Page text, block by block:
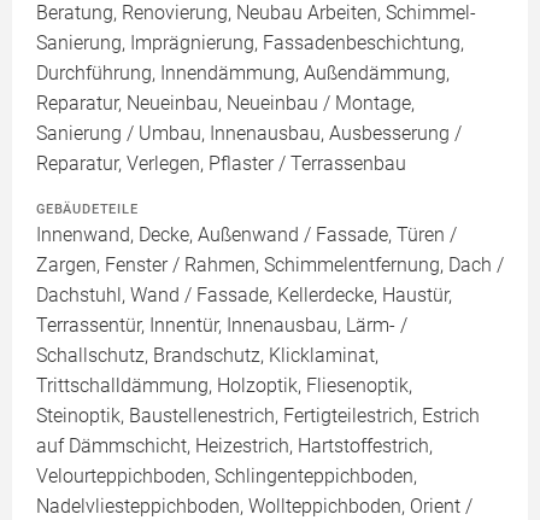
Beratung, Renovierung, Neubau Arbeiten, Schimmel-
Sanierung, Imprägnierung, Fassadenbeschichtung,
Durchführung, Innendämmung, Außendämmung,
Reparatur, Neueinbau, Neueinbau / Montage,
Sanierung / Umbau, Innenausbau, Ausbesserung /
Reparatur, Verlegen, Pflaster / Terrassenbau
GEBÄUDETEILE
Innenwand, Decke, Außenwand / Fassade, Türen /
Zargen, Fenster / Rahmen, Schimmelentfernung, Dach /
Dachstuhl, Wand / Fassade, Kellerdecke, Haustür,
Terrassentür, Innentür, Innenausbau, Lärm- /
Schallschutz, Brandschutz, Klicklaminat,
Trittschalldämmung, Holzoptik, Fliesenoptik,
Steinoptik, Baustellenestrich, Fertigteilestrich, Estrich
auf Dämmschicht, Heizestrich, Hartstoffestrich,
Velourteppichboden, Schlingenteppichboden,
Nadelvliesteppichboden, Wollteppichboden, Orient /